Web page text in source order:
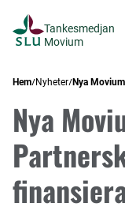
Tankesmedjan
Movium
Hem Nyheter Nya
Nya